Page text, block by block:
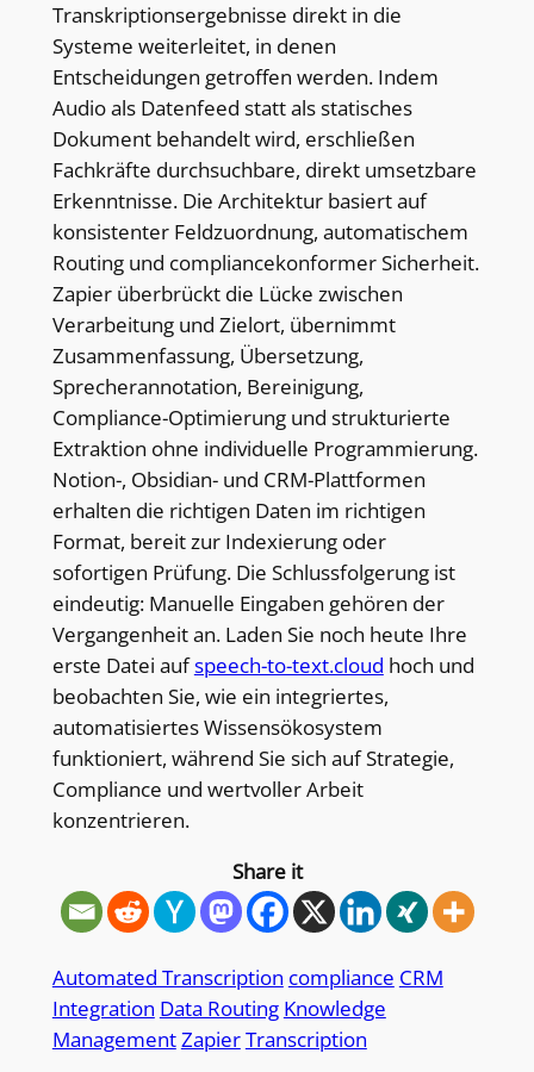
Transkriptionsergebnisse direkt in die
Systeme weiterleitet, in denen
Entscheidungen getroffen werden. Indem
Audio als Datenfeed statt als statisches
Dokument behandelt wird, erschließen
Fachkräfte durchsuchbare, direkt umsetzbare
Erkenntnisse. Die Architektur basiert auf
konsistenter Feldzuordnung, automatischem
Routing und compliancekonformer Sicherheit.
Zapier überbrückt die Lücke zwischen
Verarbeitung und Zielort, übernimmt
Zusammenfassung, Übersetzung,
Sprecherannotation, Bereinigung,
Compliance-Optimierung und strukturierte
Extraktion ohne individuelle Programmierung.
Notion-, Obsidian- und CRM-Plattformen
erhalten die richtigen Daten im richtigen
Format, bereit zur Indexierung oder
sofortigen Prüfung. Die Schlussfolgerung ist
eindeutig: Manuelle Eingaben gehören der
Vergangenheit an. Laden Sie noch heute Ihre
erste Datei aufspeech-to-text.cloud hoch und
beobachten Sie, wie ein integriertes,
automatisiertes Wissensökosystem
funktioniert, während Sie sich auf Strategie,
Compliance und wertvoller Arbeit
konzentrieren.
Share it
Automated Transcription compliance CRM
Integration Data Routing Knowledge
ManagementZapierTranscription